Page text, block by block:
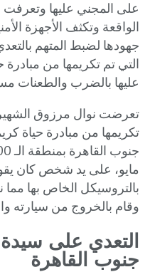
على المجني عليها
الواقعة وتكثف الأجهزة
جهودها لضبط المتهم
التي تم تكريمها من مبادرة
عليها بالضرب والطعنات
تعرضت نوال مرزوق
تكريمها من مبادرة حياة
مايو، على يد شخص كان
بالتروسيكل الخاص بها مما
وقام بالخروج من سيارته
التعدي على
جنوب القاهرة